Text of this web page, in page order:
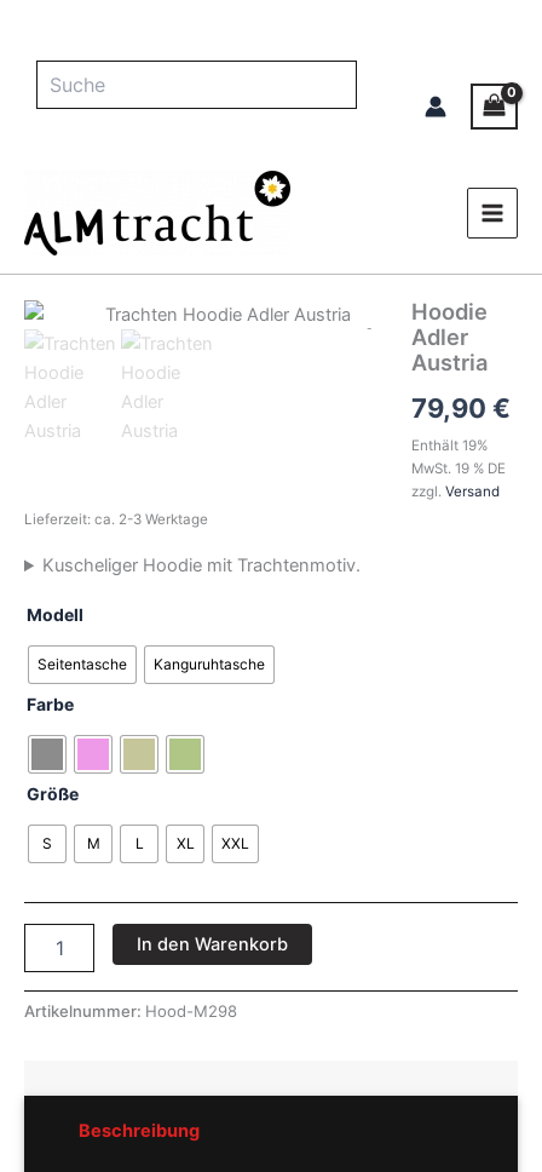
Hoodie
Adler
Austria
79,90 €
Enthält 19%
MwSt. 19 % DE
zzgl. Versand
Lieferzeit: ca. 2-3 Werktage
Kuscheliger Hoodie mit Trachtenmotiv.
Modell
Seitentasche Kanguruhtasche
Farbe
Größe
S M L XL XXL
Hoodie
Adler
Menge
In den Warenkorb
Artikelnummer: Hood-M298
Beschreibung